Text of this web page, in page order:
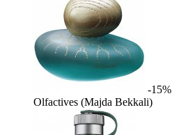
-15%
Olfactives (Majda Bekkali)